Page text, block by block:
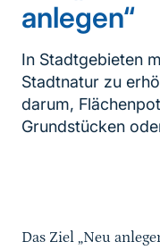
anlegen“
In Stadtgebieten
Stadtnatur zu
darum,
Grundstücken
Das Ziel „Neu